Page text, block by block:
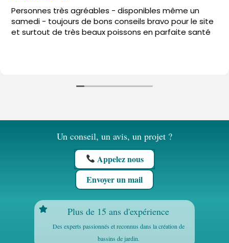
Personnes très agréables - disponibles même un
samedi - toujours de bons conseils bravo pour le site
et surtout de très beaux poissons en parfaite santé
Envoyer un mail
Appelez nous
Un conseil, un avis, un projet ?
Plus de 15 ans d'expérience
Des experts passionnés et reconnus dans la création de
bassins de jardin.